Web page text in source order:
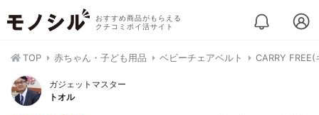
おすすめ商品がもらえる
クチコミポイ活サイト
TOP 赤ちゃん・子ども用品 ベビーチェアベルト CARRY
ガジェットマスター
トオル